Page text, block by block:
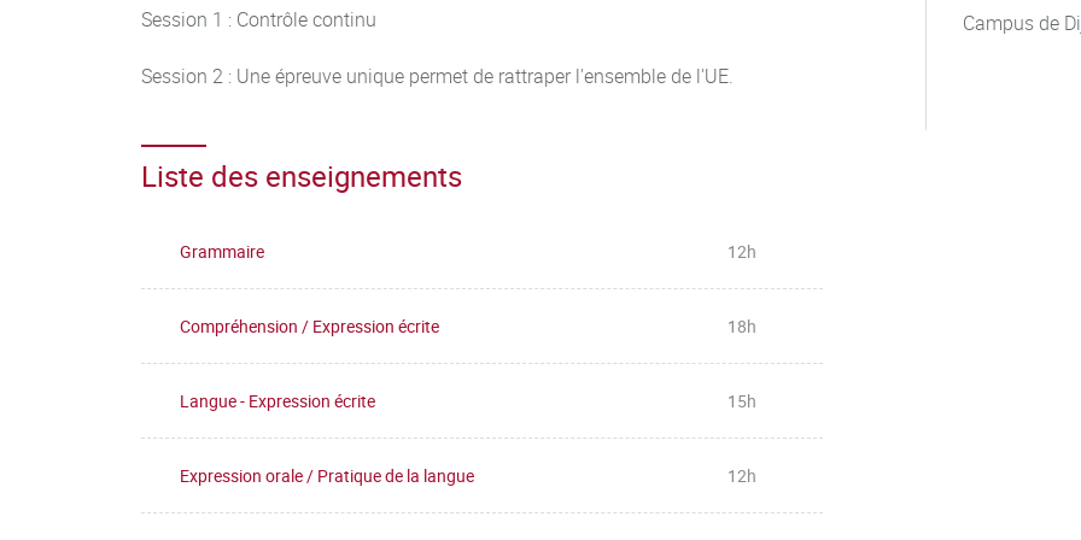
Session 1 : Contrôle continu
Session 2 : Une épreuve unique permet de rattraper l'ensemble de l'UE.
Liste des enseignements
Grammaire 12h
Compréhension / Expression écrite 18h
Langue - Expression écrite 15h
Expression orale / Pratique de la langue 12h
Campus de